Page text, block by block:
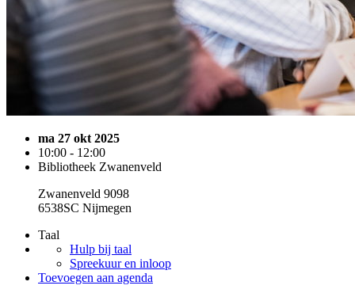
ma 27 okt 2025
10:00 - 12:00
Bibliotheek Zwanenveld
Zwanenveld 9098
6538SC Nijmegen
Taal
Hulp bij taal
Spreekuur en inloop
Toevoegen aan agenda